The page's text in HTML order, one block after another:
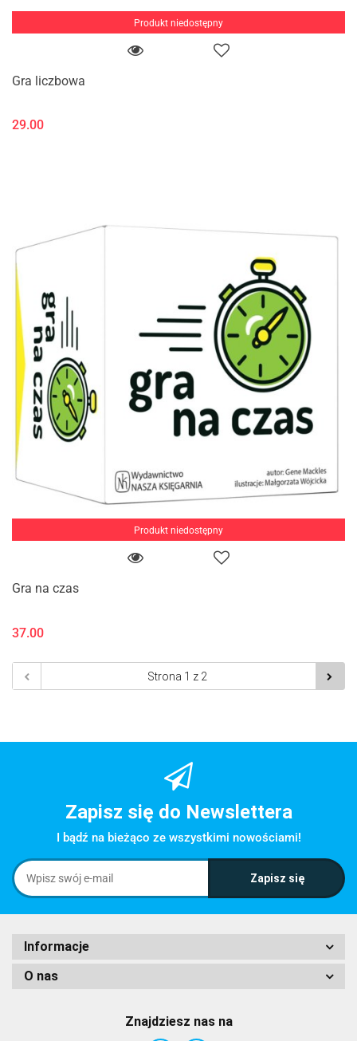
Produkt niedostępny
Gra liczbowa
29.00
Produkt niedostępny
Gra na czas
37.00
Zapisz się do Newslettera
I bądź na bieżąco ze wszystkimi nowościami!
Informacje
O nas
Znajdziesz nas na